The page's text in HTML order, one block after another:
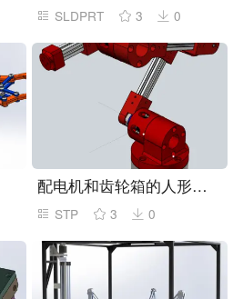
SLDPRT 3 0
配电机和齿轮箱的人形机器人
STP 3 0